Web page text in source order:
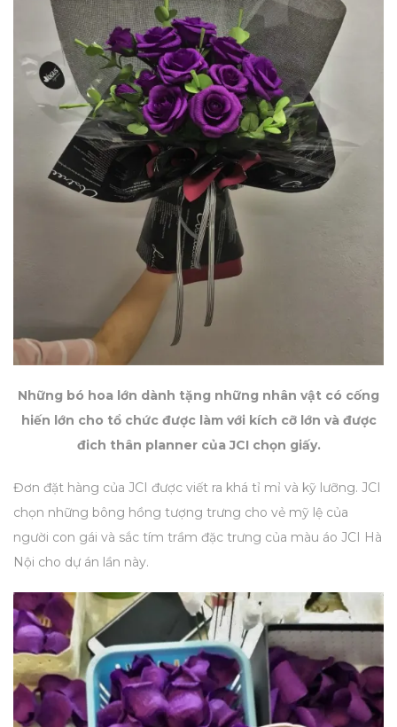
Những bó hoa lớn dành tặng những nhân vật có cống
hiến lớn cho tổ chức được làm với kích cỡ lớn và được
đich thân planner của JCI chọn giấy.
Đơn đặt hàng của JCI được viết ra khá tỉ mỉ và kỹ lưỡng. JCI
chọn những bông hồng tượng trưng cho vẻ mỹ lệ của
người con gái và sắc tím trầm đặc trưng của màu áo JCI Hà
Nội cho dự án lần này.